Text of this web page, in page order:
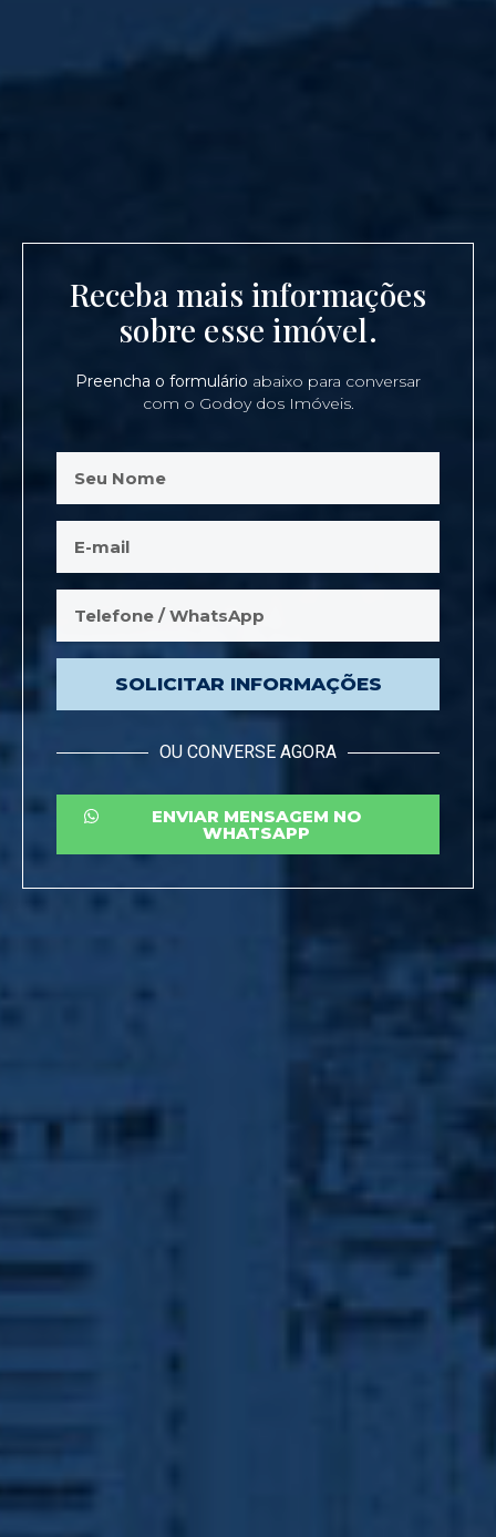
Receba mais informações
sobre esse imóvel.
Preencha o formulário abaixo para conversar
com o Godoy dos Imóveis.
SOLICITAR INFORMAÇÕES
OU CONVERSE AGORA
ENVIAR MENSAGEM NO
WHATSAPP